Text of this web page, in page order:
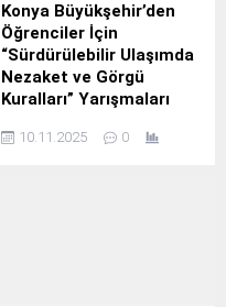
Konya Büyükşehir’den
Öğrenciler İçin
“Sürdürülebilir Ulaşımda
Nezaket ve Görgü
Kuralları” Yarışmaları
Belediyesi, 31 ilçedeki
10.11.2025 0